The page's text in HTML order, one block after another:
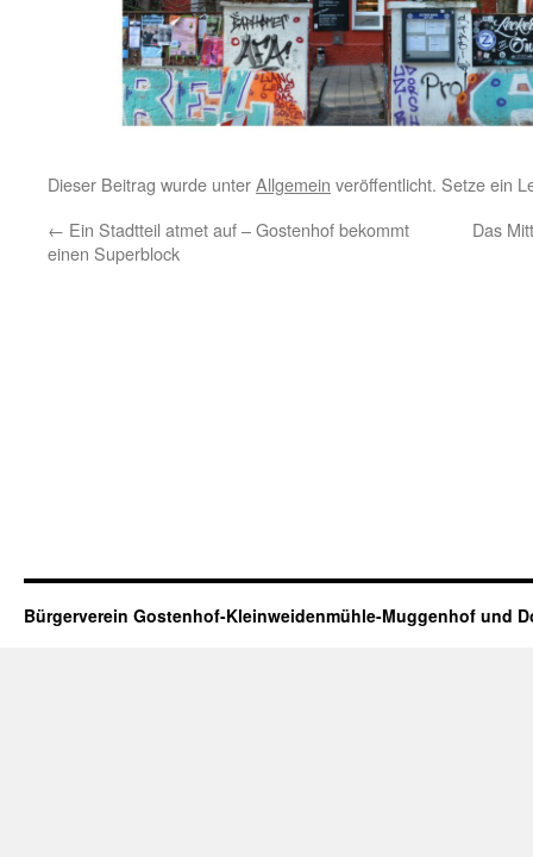
Dieser Beitrag wurde unterAllgemein veröffentlicht. Setze ein
← Ein Stadtteil atmet auf – Gostenhof bekommt
einen Superblock
Das
Bürgerverein Gostenhof-Kleinweidenmühle-Muggenhof und